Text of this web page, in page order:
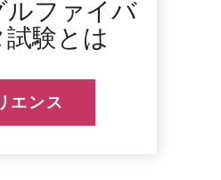
ルファイバ
験とは
エンス